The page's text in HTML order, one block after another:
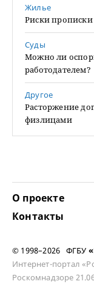
Жилье
Риски
Суды
Можно ли
работодателем?
Другое
Расторжение
физлицами
О проекте
Контакты
© 1998–2026 ФГБУ
Интернет-портал
Роскомнадзоре